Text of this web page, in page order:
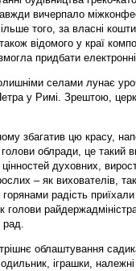
вичерпало
того, за власні
відомого у краї
придбати
селами лунає
у Римі. Зрештою,
збагатив цю красу,
облради, це такий
духовних,
– як вихователів, так
радість приїхали
облаштування
іграшки,